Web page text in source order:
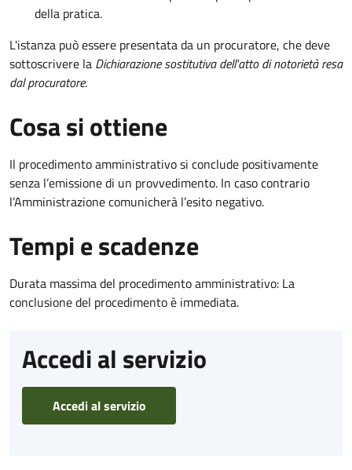
della pratica.
L'istanza può essere presentata da un procuratore, che deve
sottoscrivere la Dichiarazione sostitutiva dell'atto di notorietà resa
dal procuratore.
Cosa si ottiene
Il procedimento amministrativo si conclude positivamente
senza l’emissione di un provvedimento. In caso contrario
l’Amministrazione comunicherà l’esito negativo.
Tempi e scadenze
Durata massima del procedimento amministrativo: La
conclusione del procedimento è immediata.
Accedi al servizio
Accedi al servizio